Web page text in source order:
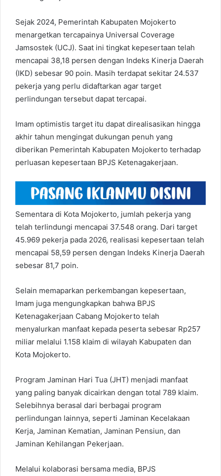
Sejak 2024, Pemerintah Kabupaten Mojokerto
menargetkan tercapainya Universal Coverage
Jamsostek (UCJ). Saat ini tingkat kepesertaan telah
mencapai 38,18 persen dengan Indeks Kinerja Daerah
(IKD) sebesar 90 poin. Masih terdapat sekitar 24.537
pekerja yang perlu didaftarkan agar target
perlindungan tersebut dapat tercapai.
Imam optimistis target itu dapat direalisasikan hingga
akhir tahun mengingat dukungan penuh yang
diberikan Pemerintah Kabupaten Mojokerto terhadap
perluasan kepesertaan BPJS Ketenagakerjaan.
Sementara di Kota Mojokerto, jumlah pekerja yang
telah terlindungi mencapai 37.548 orang. Dari target
45.969 pekerja pada 2026, realisasi kepesertaan telah
mencapai 58,59 persen dengan Indeks Kinerja Daerah
sebesar 81,7 poin.
Selain memaparkan perkembangan kepesertaan,
Imam juga mengungkapkan bahwa BPJS
Ketenagakerjaan Cabang Mojokerto telah
menyalurkan manfaat kepada peserta sebesar Rp257
miliar melalui 1.158 klaim di wilayah Kabupaten dan
Kota Mojokerto.
Program Jaminan Hari Tua (JHT) menjadi manfaat
yang paling banyak dicairkan dengan total 789 klaim.
Selebihnya berasal dari berbagai program
perlindungan lainnya, seperti Jaminan Kecelakaan
Kerja, Jaminan Kematian, Jaminan Pensiun, dan
Jaminan Kehilangan Pekerjaan.
Melalui kolaborasi bersama media, BPJS